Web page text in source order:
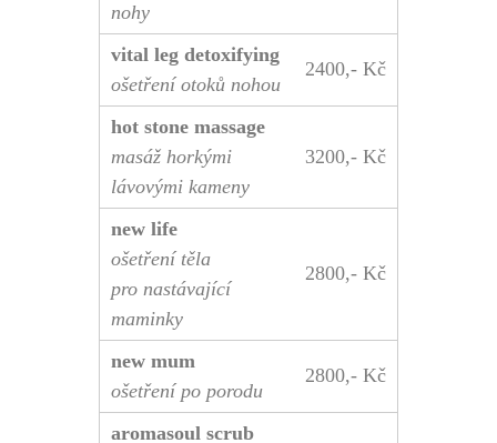
nohy
vital leg detoxifying
ošetření otoků nohou
2400,- Kč
hot stone massage
masáž horkými
lávovými kameny
3200,- Kč
new life
ošetření těla
pro nastávající
maminky
2800,- Kč
new mum
ošetření po porodu
2800,- Kč
aromasoul scrub